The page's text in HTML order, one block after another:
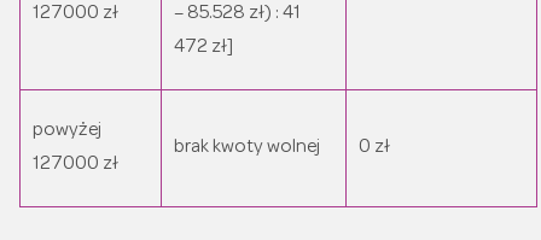
127000 zł
– 85.528 zł) : 41
472 zł]
powyżej
127000 zł
brak kwoty wolnej 0 zł